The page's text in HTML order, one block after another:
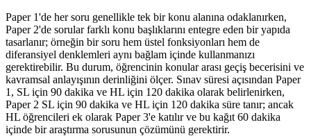
Paper 1'de her soru genellikle tek bir konu alanına odaklanırken,
Paper 2'de sorular farklı konu başlıklarını entegre eden bir yapıda
tasarlanır; örneğin bir soru hem üstel fonksiyonları hem de
diferansiyel denklemleri aynı bağlam içinde kullanmanızı
gerektirebilir. Bu durum, öğrencinin konular arası geçiş becerisini ve
kavramsal anlayışının derinliğini ölçer. Sınav süresi açısından Paper
1, SL için 90 dakika ve HL için 120 dakika olarak belirlenirken,
Paper 2 SL için 90 dakika ve HL için 120 dakika süre tanır; ancak
HL öğrencileri ek olarak Paper 3'e katılır ve bu kağıt 60 dakika
içinde bir araştırma sorusunun çözümünü gerektirir.